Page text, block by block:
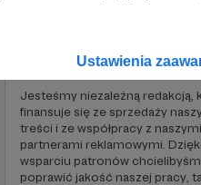
Ustawienia
Jesteśmy niezależną redakcją,
finansuje się ze sprzedaży
treści i ze współpracy z naszymi
partnerami reklamowymi. Dzięki
wsparciu patronów
poprawić jakość naszej pracy,